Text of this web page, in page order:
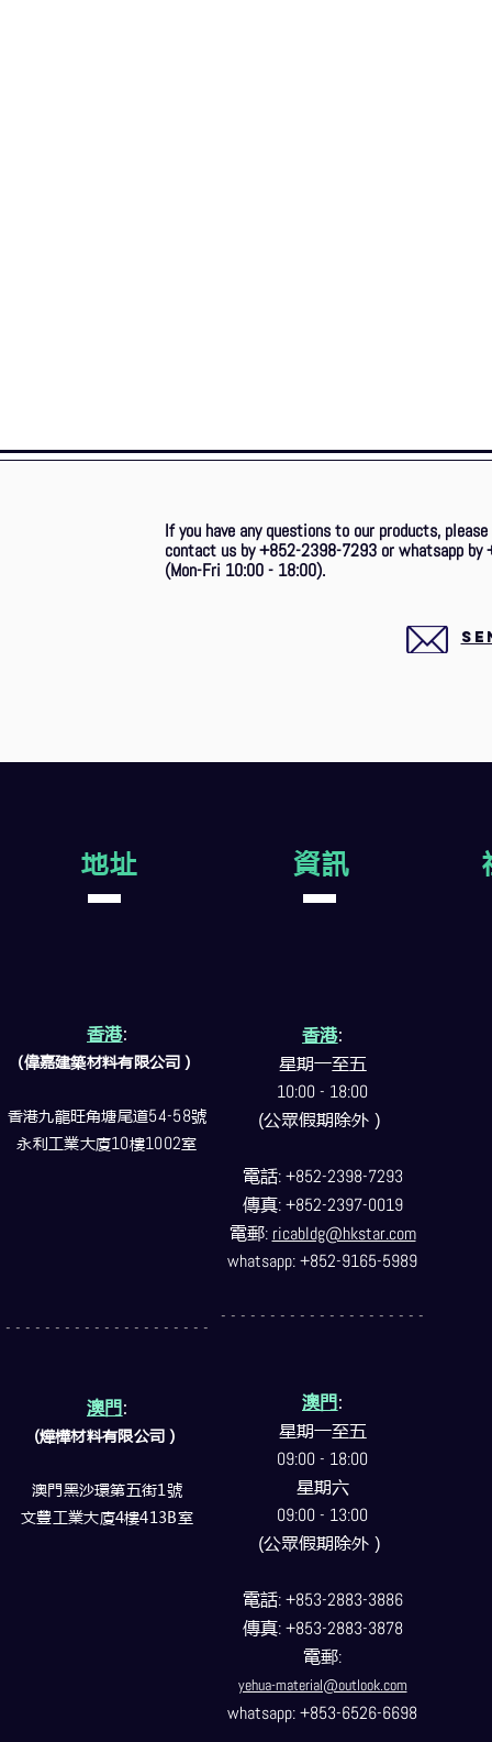
If you have any questions to our products,
contact us by +852-2398-7293 or whatsapp by
(Mon-Fri 10:00 - 18:00).
地址
香港:
(偉嘉建築材料有限公司）
香港九龍旺角塘尾道54-58號
永利工業大廈10樓1002室
- - - - - - - - - - - - - - - - - - - - -
澳門:
(燁樺材料有限公司）
澳門黑沙環第五街1號
文豐工業大廈4樓413B室
資訊
香港:
星期一至五
10:00 - 18:00
(公眾假期除外）
電話: +852-2398-7293
傳真: +852-2397-0019
電郵: ricabldg@hkstar.com
whatsapp: +852-9165-5989
- - - - - - - - - - - - - - - - - - - - -
澳門:
星期一至五
09:00 - 18:00
星期六
09:00 - 13:00
(公眾假期除外）
電話: +853-2883-3886
傳真: +853-2883-3878
電郵:
yehua-material@outlook.com
whatsapp: +853-6526-6698